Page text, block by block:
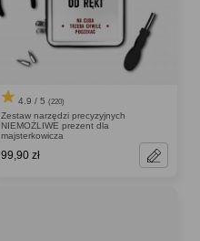
4.9 / 5 (220)
Zestaw narzędzi precyzyjnych
NIEMOŻLIWE prezent dla
majsterkowicza
99,90 zł